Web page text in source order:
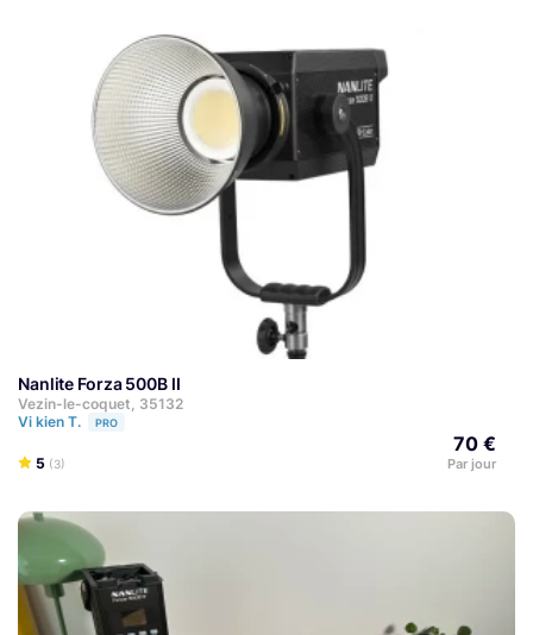
Nanlite Forza 500B II
Vezin-le-coquet, 35132
Vi kien T.
PRO
5 (3)
70 €
Par jour